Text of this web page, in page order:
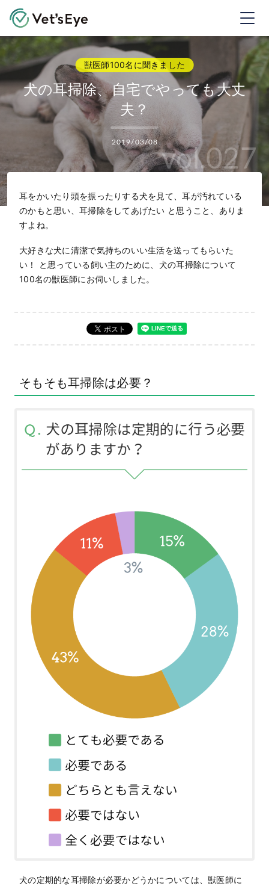
犬の耳掃除、自宅でやっても大丈
夫？
2019/03/08
vol.027
耳をかいたり頭を振ったりする犬を見て、耳が汚れている
のかもと思い、耳掃除をしてあげたい と思うこと、ありま
すよね。
大好きな犬に清潔で気持ちのいい生活を送ってもらいた
い！ と思っている飼い主のために、犬の耳掃除について
100名の獣医師にお伺いしました。
そもそも耳掃除は必要？
犬の定期的な耳掃除が必要かどうかについては、獣医師に